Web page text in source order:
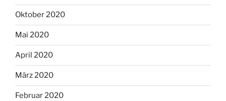
Oktober 2020
Mai 2020
April 2020
März 2020
Februar 2020